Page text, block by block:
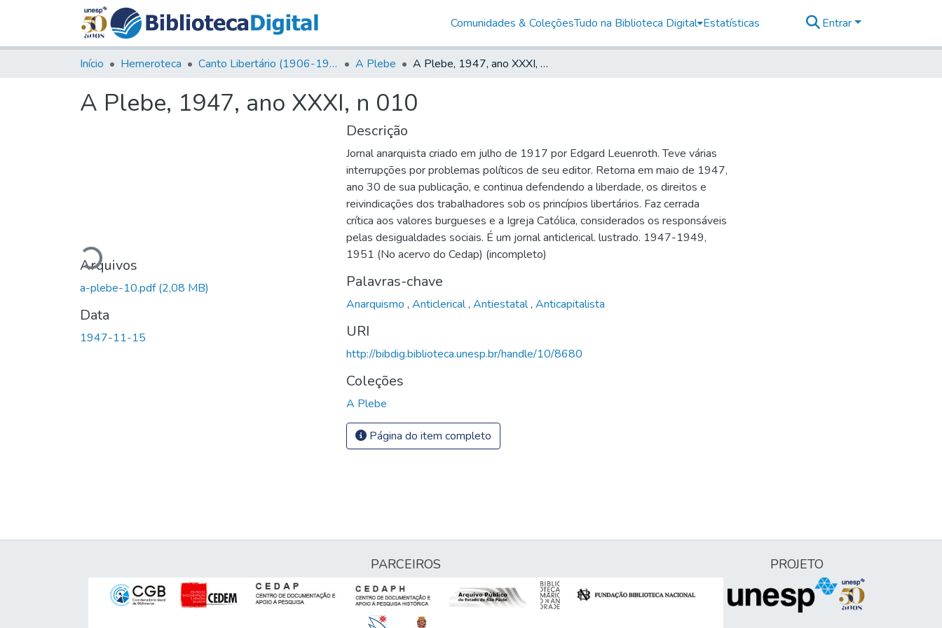
Comunidades & ColeçõesTudo na Biblioteca Digital Estatísticas Entrar
Início Hemeroteca Canto Libertário (1906-1995) A Plebe A Plebe, 1947, ano XXXI, n 010
A Plebe, 1947, ano XXXI, n 010
Carregando...
Arquivos
a-plebe-10.pdf(2,08 MB)
Data
1947-11-15
Descrição
Jornal anarquista criado em julho de 1917 por Edgard Leuenroth. Teve várias
interrupções por problemas políticos de seu editor. Retorna em maio de 1947,
ano 30 de sua publicação, e continua defendendo a liberdade, os direitos e
reivindicações dos trabalhadores sob os princípios libertários. Faz cerrada
crítica aos valores burgueses e a Igreja Católica, considerados os responsáveis
pelas desigualdades sociais. É um jornal anticlerical. lustrado. 1947-1949,
1951 (No acervo do Cedap) (incompleto)
Palavras-chave
Anarquismo , Anticlerical, Antiestatal, Anticapitalista
URI
http://bibdig.biblioteca.unesp.br/handle/10/8680
Coleções
A Plebe
Página do item completo
PARCEIROS PROJETO